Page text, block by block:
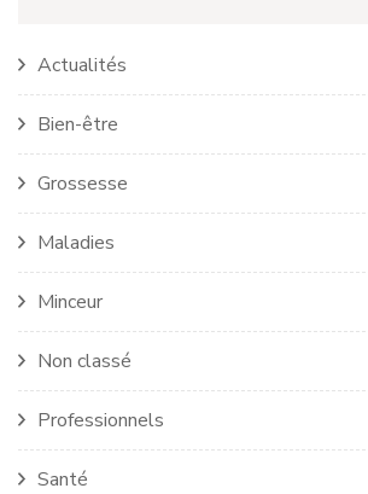
Actualités
Bien-être
Grossesse
Maladies
Minceur
Non classé
Professionnels
Santé